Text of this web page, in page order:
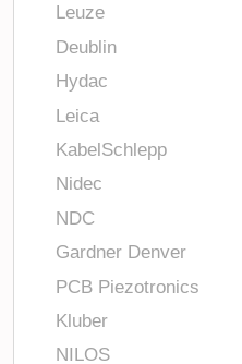
Leuze
Deublin
Hydac
Leica
KabelSchlepp
Nidec
NDC
Gardner Denver
PCB Piezotronics
Kluber
NILOS